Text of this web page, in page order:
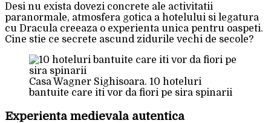
Desi nu exista dovezi concrete ale activitatii
paranormale, atmosfera gotica a hotelului si legatura
cu Dracula creeaza o experienta unica pentru oaspeti.
Cine stie ce secrete ascund zidurile vechi de secole?
Casa Wagner Sighisoara. 10 hoteluri
bantuite care iti vor da fiori pe sira spinarii
Experienta medievala autentica